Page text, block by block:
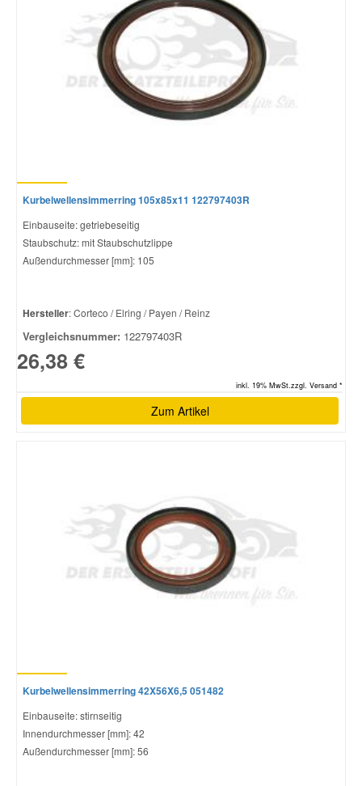
Kurbelwellensimmerring 105x85x11 122797403R
Einbauseite: getriebeseitig
Staubschutz: mit Staubschutzlippe
Außendurchmesser [mm]: 105
Hersteller: Corteco / Elring / Payen / Reinz
Vergleichsnummer: 122797403R
26,38 €
inkl. 19% MwSt.zzgl. Versand *
Zum Artikel
Kurbelwellensimmerring 42X56X6,5 051482
Einbauseite: stirnseitig
Innendurchmesser [mm]: 42
Außendurchmesser [mm]: 56